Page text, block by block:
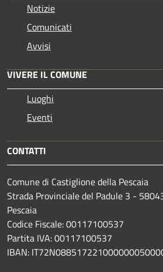
Notizie
Comunicati
Avvisi
VIVERE IL COMUNE
Luoghi
Eventi
CONTATTI
Comune di Castiglione della Pescaia
Strada Provinciale del Padule 3 -
Pescaia
Codice Fiscale: 00117100537
Partita IVA: 00117100537
IBAN: